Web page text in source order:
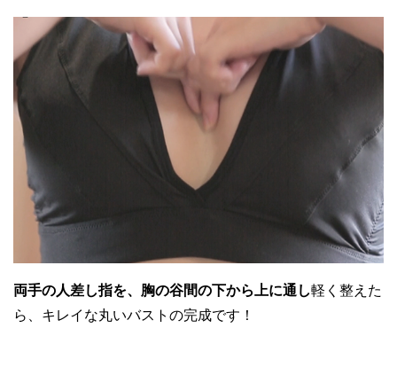
両手の人差し指を、胸の谷間の下から上に通し軽く整えた
ら、キレイな丸いバストの完成です！